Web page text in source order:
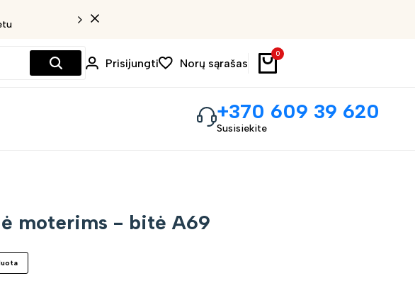
Prisijungti Norų sąrašas
0
+370 609 39 620
Susisiekite
moterims - bitė A69